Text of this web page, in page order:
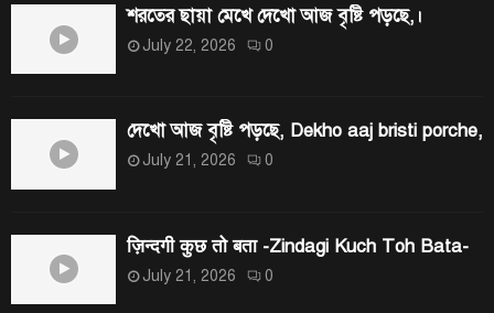
শরতের ছায়া মেখে দেখো আজ বৃষ্টি পড়ছে,।
July 22, 2026 0
দেখো আজ বৃষ্টি পড়ছে, Dekho aaj bristi porche,
July 21, 2026 0
ज़िन्दगी कुछ तो बता -Zindagi Kuch Toh Bata-
July 21, 2026 0